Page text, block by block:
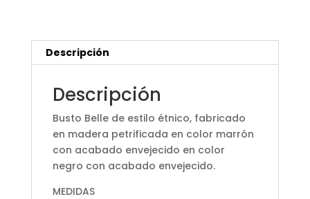
Descripción
Descripción
Busto Belle de estilo étnico, fabricado
en madera petrificada en color marrón
con acabado envejecido en color
negro con acabado envejecido.
MEDIDAS